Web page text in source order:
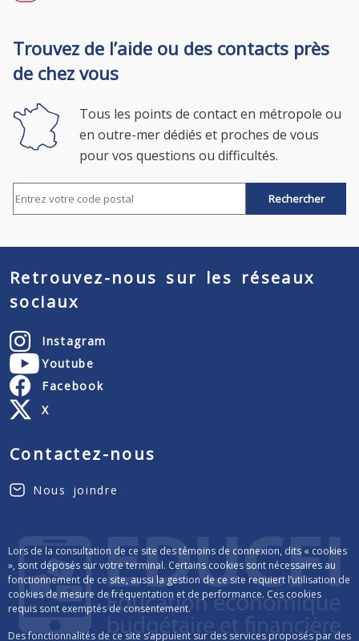
Lors de la consultation de ce site des témoins de connexion, dits « cookies
», sont déposés sur votre terminal. Certains cookies sont nécessaires au
fonctionnement de ce site, aussi la gestion de ce site requiert l’utilisation de
cookies de mesure de fréquentation et de performance. Ces cookies
requis sont exemptés de consentement.
Des fonctionnalités de ce site s’appuient sur des services proposés par des
Trouvez de l’aide ou des contacts près
de chez vous
Tous les points de contact en métropole ou
en outre-mer dédiés et proches de vous
pour vos questions ou difficultés.
Rechercher par code postal
Retrouvez-nous sur les réseaux
sociaux
Instagram
Youtube
Facebook
X
Contactez-nous
Nous joindre